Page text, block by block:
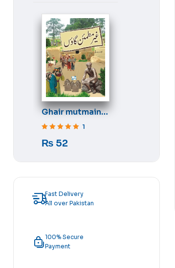
Ghair mutmain
gaon
1
₨ 52
Fast Delivery
All over Pakistan
100% Secure
Payment